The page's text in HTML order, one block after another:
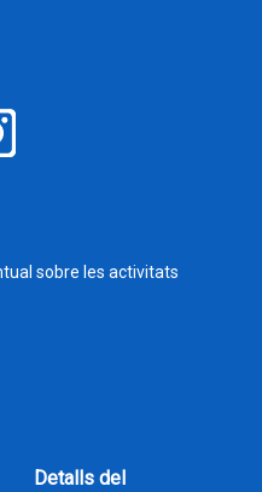
sobre les activitats
Detalls del